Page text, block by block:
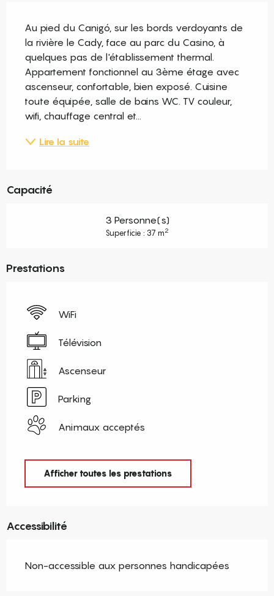
Au pied du Canigó, sur les bords verdoyants de
la rivière le Cady, face au parc du Casino, à
quelques pas de l'établissement thermal.
Appartement fonctionnel au 3ème étage avec
ascenseur, confortable, bien exposé. Cuisine
toute équipée, salle de bains WC. TV couleur,
wifi, chauffage central et...
Lire la suite
Capacité
3 Personne(s)
Superficie : 37 m2
Prestations
WiFi
Télévision
Ascenseur
Parking
Animaux acceptés
Afficher toutes les prestations
Accessibilité
Non-accessible aux personnes handicapées